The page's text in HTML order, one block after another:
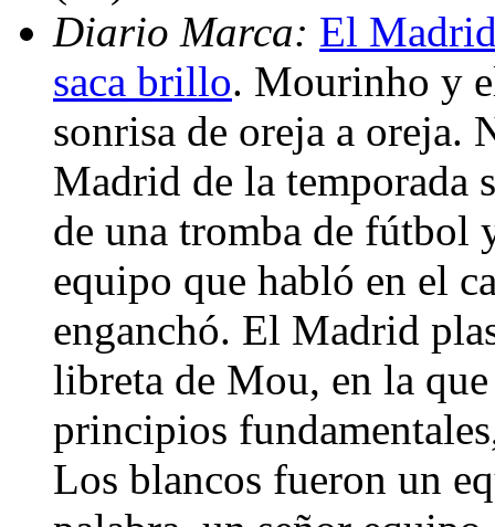
Diario Marca: El
saca brillo. Mourinho y
sonrisa de oreja a oreja.
Madrid de la temporada
de una tromba de fútbol
equipo que habló en el
enganchó. El Madrid
libreta de Mou, en la que
principios
Los blancos fueron un